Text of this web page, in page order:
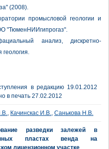
(2008).
промысловой геологии и
"ТюменНИИгипрогаз".
анализ, дискретно-
в редакцию 19.01.2012
в печать 27.02.2012
, Качинскас И.В., Санькова Н.В.
разведки залежей в
пластах венда на
лицензионном участке